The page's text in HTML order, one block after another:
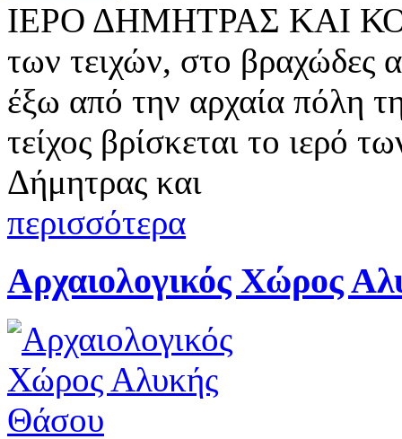
ΙΕΡΟ ΔΗΜΗΤΡΑΣ ΚΑΙ
των τειχών, στο βραχώδες
έξω από την αρχαία πόλη
τείχος βρίσκεται το ιερό
Δήμητρας και
περισσότερα
Αρχαιολογικός Χώρος